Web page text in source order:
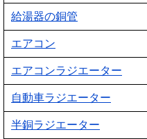
給湯器の銅管
エアコン
エアコンラジエーター
自動車ラジエーター
半銅ラジエーター